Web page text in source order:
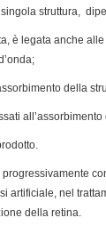
struttura,
è legata anche
della
all’assorbimento
artificiale, nel
della retina.